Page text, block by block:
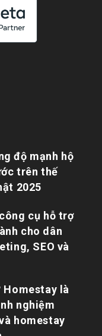
độ mạnh hộ
trên thế
2025
cụ hỗ trợ
cho dân
SEO và
là
nghiệm
homestay